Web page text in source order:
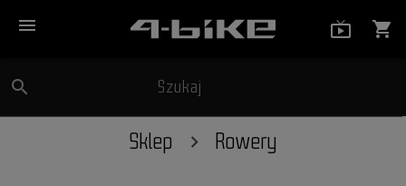
menu shopping_cart
search Szukaj
Sklep Rowery